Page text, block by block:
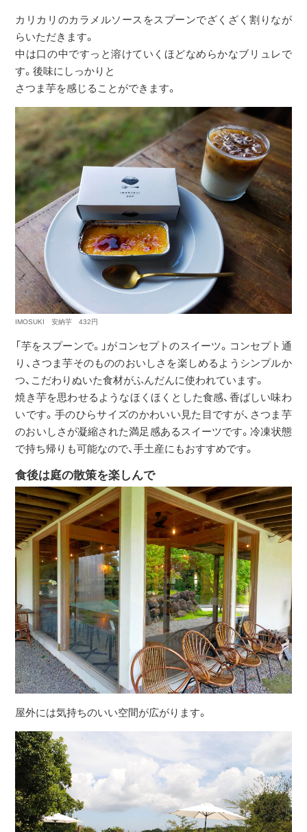
カリカリのカラメルソースをスプーンでざくざく割りなが
らいただきます。
中は口の中ですっと溶けていくほどなめらかなブリュレで
す。後味にしっかりと
さつま芋を感じることができます。
IMOSUKI 安納芋 432円
「芋をスプーンで。」がコンセプトのスイーツ。コンセプト通
り、さつま芋そのもののおいしさを楽しめるようシンプルか
つ、こだわりぬいた食材がふんだんに使われています。
焼き芋を思わせるようなほくほくとした食感、香ばしい味わ
いです。手のひらサイズのかわいい見た目ですが、さつま芋
のおいしさが凝縮された満足感あるスイーツです。冷凍状態
で持ち帰りも可能なので、手土産にもおすすめです。
食後は庭の散策を楽しんで
屋外には気持ちのいい空間が広がります。